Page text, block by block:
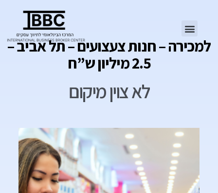
למכירה – חנות צעצועים – תל אביב –
2.5 מיליון ש”ח
לא צוין מיקום